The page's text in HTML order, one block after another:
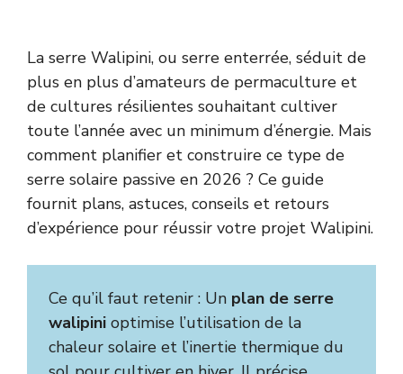
La serre Walipini, ou serre enterrée, séduit de
plus en plus d’amateurs de permaculture et
de cultures résilientes souhaitant cultiver
toute l’année avec un minimum d’énergie. Mais
comment planifier et construire ce type de
serre solaire passive en 2026 ? Ce guide
fournit plans, astuces, conseils et retours
d’expérience pour réussir votre projet Walipini.
Ce qu’il faut retenir : Un plan de serre
walipini optimise l’utilisation de la
chaleur solaire et l’inertie thermique du